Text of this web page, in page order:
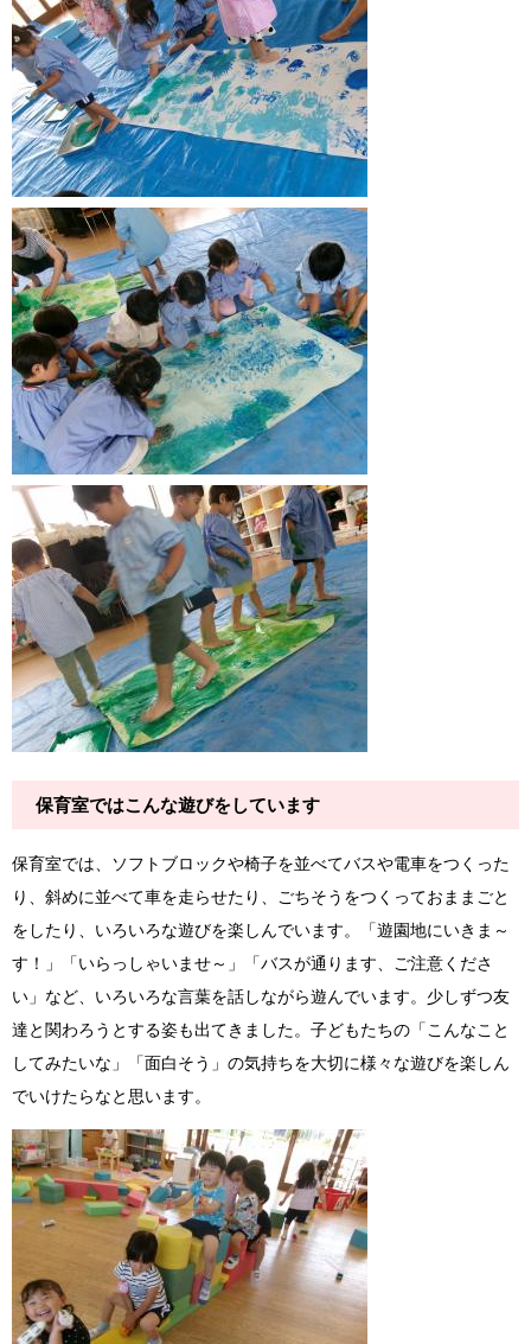
保育室ではこんな遊びをしています
保育室では、ソフトブロックや椅子を並べてバスや電車をつくった
り、斜めに並べて車を走らせたり、ごちそうをつくっておままごと
をしたり、いろいろな遊びを楽しんでいます。「遊園地にいきま～
す！」「いらっしゃいませ～」「バスが通ります、ご注意くださ
い」など、いろいろな言葉を話しながら遊んでいます。少しずつ友
達と関わろうとする姿も出てきました。子どもたちの「こんなこと
してみたいな」「面白そう」の気持ちを大切に様々な遊びを楽しん
でいけたらなと思います。